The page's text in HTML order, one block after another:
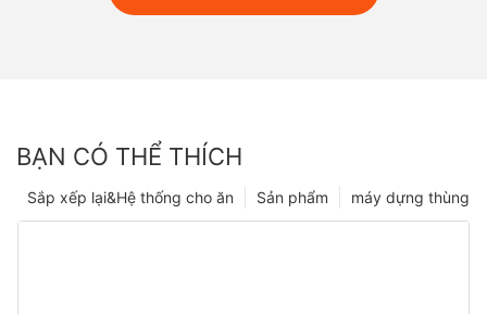
BẠN CÓ THỂ THÍCH
máy dựng thùng
Sản phẩm
Sắp xếp lại&Hệ thống cho ăn